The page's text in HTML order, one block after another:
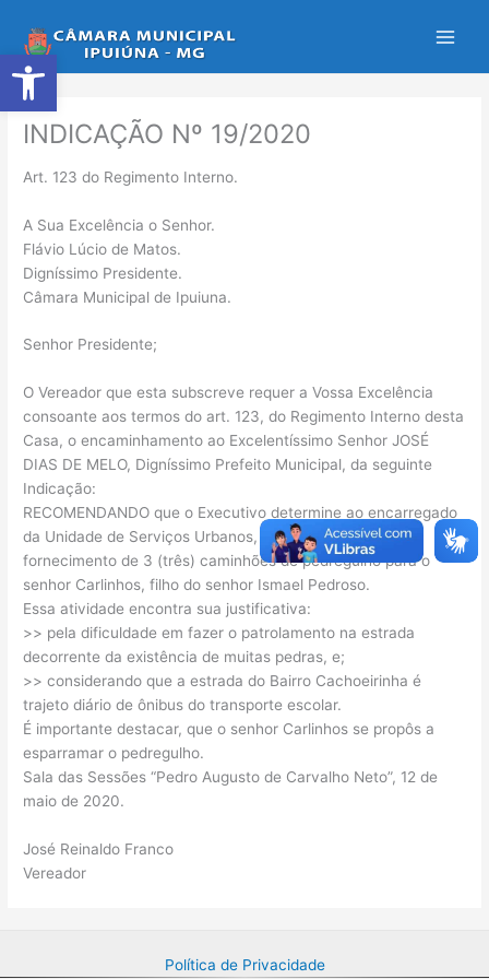
Abrir a barra de ferramentas
para
o
conteúdo
INDICAÇÃO Nº 19/2020
Art. 123 do Regimento Interno.
A Sua Excelência o Senhor.
Flávio Lúcio de Matos.
Digníssimo Presidente.
Câmara Municipal de Ipuiuna.
Senhor Presidente;
O Vereador que esta subscreve requer a Vossa Excelência
consoante aos termos do art. 123, do Regimento Interno desta
Casa, o encaminhamento ao Excelentíssimo Senhor JOSÉ
DIAS DE MELO, Digníssimo Prefeito Municipal, da seguinte
Indicação:
RECOMENDANDO que o Executivo determine ao encarregado
da Unidade de Serviços Urbanos, providências para o
fornecimento de 3 (três) caminhões de pedregulho para o
senhor Carlinhos, filho do senhor Ismael Pedroso.
Essa atividade encontra sua justificativa:
>> pela dificuldade em fazer o patrolamento na estrada
decorrente da existência de muitas pedras, e;
>> considerando que a estrada do Bairro Cachoeirinha é
trajeto diário de ônibus do transporte escolar.
É importante destacar, que o senhor Carlinhos se propôs a
esparramar o pedregulho.
Sala das Sessões “Pedro Augusto de Carvalho Neto”, 12 de
maio de 2020.
José Reinaldo Franco
Vereador
Política de Privacidade